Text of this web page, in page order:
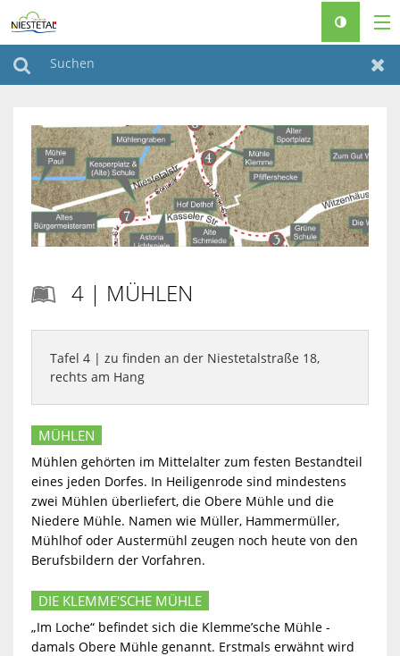
RATHAUS & POLITIK
FREIZEIT & TOURISMUS
FAMILIEN & SENIOREN
BAUEN & KLIMASCHUTZ
 4 | MÜHLEN
Tafel 4 | zu finden an der Niestetalstraße 18,
rechts am Hang
MÜHLEN
Mühlen gehörten im Mittelalter zum festen Bestandteil
eines jeden Dorfes. In Heiligenrode sind mindestens
zwei Mühlen überliefert, die Obere Mühle und die
Niedere Mühle. Namen wie Müller, Hammermüller,
Mühlhof oder Austermühl zeugen noch heute von den
Berufsbildern der Vorfahren.
DIE KLEMME'SCHE MÜHLE
„Im Loche“ befindet sich die Klemme’sche Mühle -
damals Obere Mühle genannt. Erstmals erwähnt wird